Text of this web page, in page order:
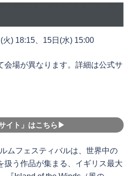
) 18:15、15日(水) 15:00
会場が異なります。詳細は公式サ
サイト」はこちら▶︎
ムフェスティバルは、世界中の
扱う作品が集まる、イギリス最大